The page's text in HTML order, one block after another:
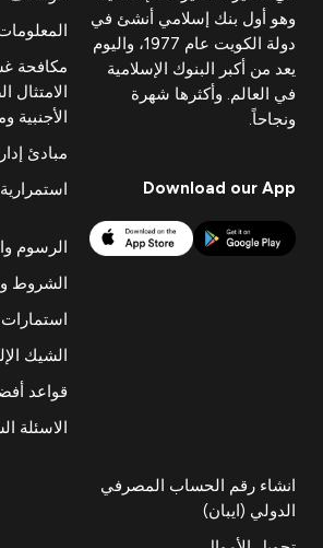
وهو أول بنك إسلامي أنشئ في
دولة الكويت عام 1977، واليوم
يعد من أكبر البنوك الإسلامية
في العالم. وأكثرها شهرة
ونجاحاً.
Download our App
مكافحة
الامتثال
الأجنبية
مبادئ
الرسوم
الشروط
الشيك
قواعد
الاسئلة
انشاء رقم الحساب المصرفي
الدولي (ايبان)